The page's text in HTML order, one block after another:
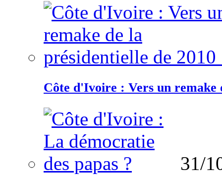
Côte d'Ivoire : Vers un remake
31/